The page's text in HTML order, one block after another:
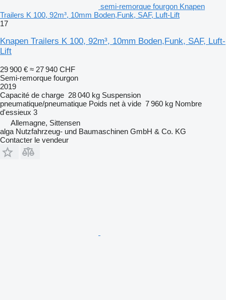
semi-remorque fourgon Knapen
Trailers K 100, 92m³, 10mm Boden,Funk, SAF, Luft-Lift
17
Knapen Trailers K 100, 92m³, 10mm Boden,Funk, SAF, Luft-
Lift
29 900 € ≈ 27 940 CHF
Semi-remorque fourgon
2019
Capacité de charge 28 040 kg Suspension
pneumatique/pneumatique Poids net à vide 7 960 kg Nombre
d'essieux 3
Allemagne, Sittensen
alga Nutzfahrzeug- und Baumaschinen GmbH & Co. KG
Contacter le vendeur